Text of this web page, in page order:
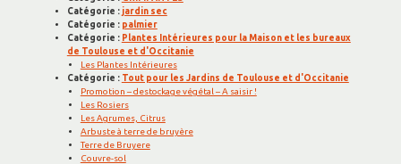
Catégorie : jardin sec
Catégorie : palmier
Catégorie : Plantes Intérieures pour la Maison et les bureaux
de Toulouse et d'Occitanie
Les Plantes Intérieures
Catégorie : Tout pour les Jardins de Toulouse et d'Occitanie
Promotion – destockage végétal – A saisir !
Les Rosiers
Les Agrumes, Citrus
Arbuste à terre de bruyère
Terre de Bruyere
Couvre-sol